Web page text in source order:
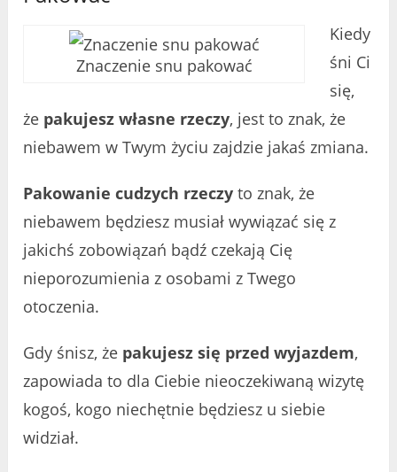
Znaczenie snu pakować
Kiedy
śni Ci
się,
że pakujesz własne rzeczy, jest to znak, że
niebawem w Twym życiu zajdzie jakaś zmiana.
Pakowanie cudzych rzeczy to znak, że
niebawem będziesz musiał wywiązać się z
jakichś zobowiązań bądź czekają Cię
nieporozumienia z osobami z Twego
otoczenia.
Gdy śnisz, że pakujesz się przed wyjazdem,
zapowiada to dla Ciebie nieoczekiwaną wizytę
kogoś, kogo niechętnie będziesz u siebie
widział.